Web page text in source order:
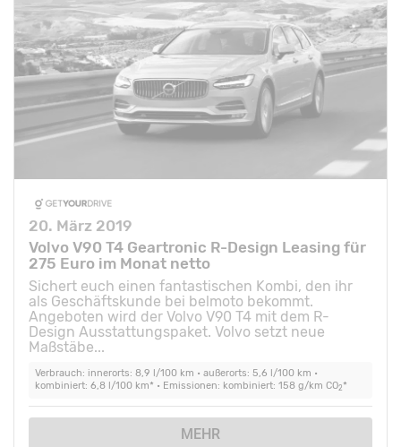
20. März 2019
Volvo V90 T4 Geartronic R-Design Leasing für
275 Euro im Monat netto
Sichert euch einen fantastischen Kombi, den ihr
als Geschäftskunde bei belmoto bekommt.
Angeboten wird der Volvo V90 T4 mit dem R-
Design Ausstattungspaket. Volvo setzt neue
Maßstäbe...
Verbrauch: innerorts: 8,9 l/100 km • außerorts: 5,6 l/100 km •
kombiniert: 6,8 l/100 km* • Emissionen: kombiniert: 158 g/km CO2*
MEHR